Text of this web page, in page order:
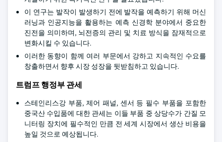
이 연구는 발작이 발생하기 전에 발작을 예측하기 위해 머신
러닝과 인공지능을 활용하는 예측 신경학 분야에서 중요한
진전을 의미하며, 뇌전증의 관리 및 치료 방식을 잠재적으로
변화시킬 수 있습니다.
이러한 동향이 함께 여러 부문에서 강하고 지속적인 수요를
창출하면서 향후 시장 성장을 뒷받침하고 있습니다.
트럼프 행정부 관세
스테인리스강 부품, 제어 패널, 센서 등 필수 부품을 포함한
중국산 수입품에 대한 관세는 이들 부품 중 상당수가 간질 모
니터링 장치에 필수적인 만큼 전 세계 시장에서 생산 비용을
높일 것으로 예상됩니다.